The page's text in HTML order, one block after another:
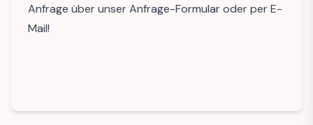
Anfrage über unser Anfrage-Formular oder per E-
Mail!